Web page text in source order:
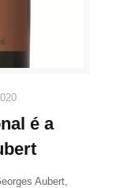
é a
Aubert,